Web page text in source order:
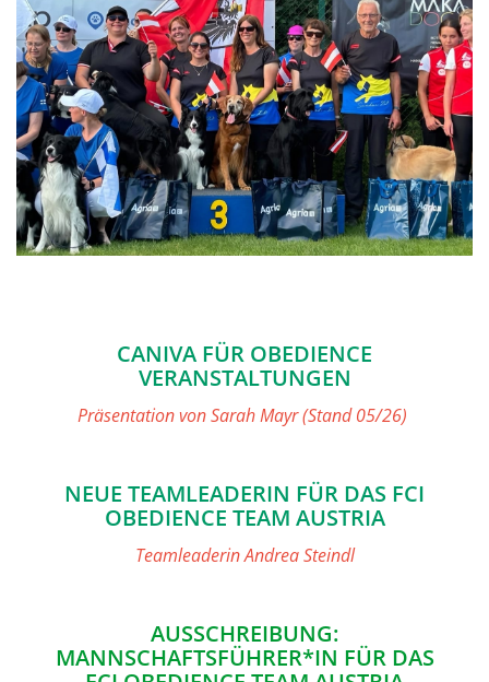
CANIVA FÜR OBEDIENCE
VERANSTALTUNGEN
Präsentation von Sarah Mayr (Stand 05/26)
NEUE TEAMLEADERIN FÜR DAS FCI
OBEDIENCE TEAM AUSTRIA
Teamleaderin Andrea Steindl
AUSSCHREIBUNG:
MANNSCHAFTSFÜHRER*IN FÜR DAS